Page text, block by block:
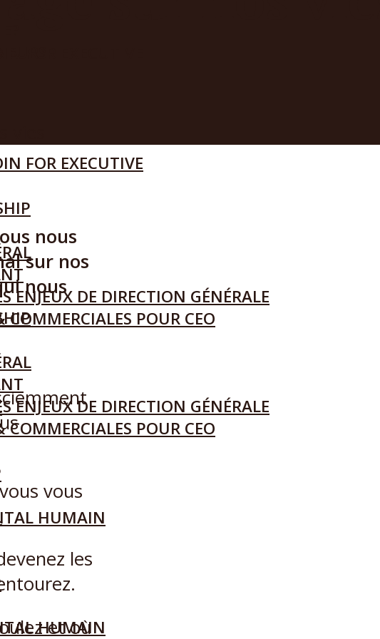
ENJEUX DE DIRECTION GÉNÉRALE
POUR CEO
HUMAIN
FOR EXECUTIVE
ENJEUX DE DIRECTION GÉNÉRALE
POUR CEO
HUMAIN
nous
sur nos
nous
vous
les
et où